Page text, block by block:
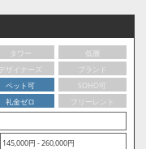
タワー
低層
デザイナーズ
ブランド
ペット可
SOHO可
礼金ゼロ
フリーレント
145,000円 - 260,000円